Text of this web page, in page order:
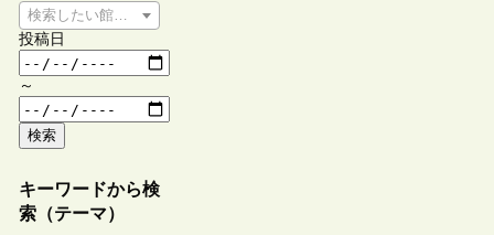
検索したい館種を選択してください
投稿日
～
検索
キーワードから検
索（テーマ）